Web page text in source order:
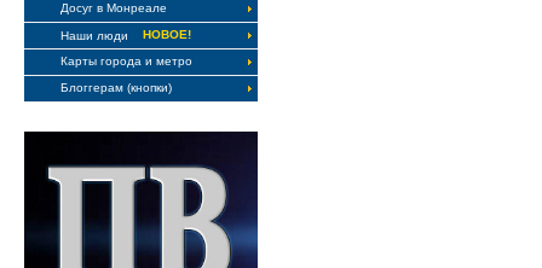
Досуг в Монреале
Наши люди
НОВОЕ!
Карты города и метро
Блоггерам (кнопки)